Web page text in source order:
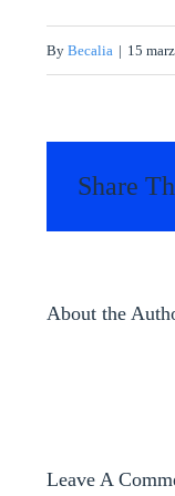
By Becalia | 15
Share
About the
Leave A